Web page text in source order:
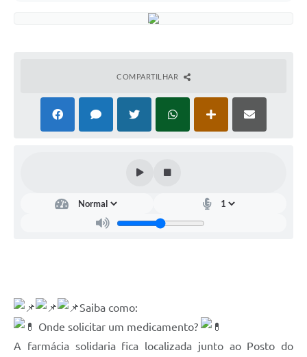
Contato
Ramais
Galeria de Fotos
Negócios
COMPARTILHAR
Saiba como:
Onde solicitar um medicamento?
A farmácia solidaria fica localizada junto ao Posto do